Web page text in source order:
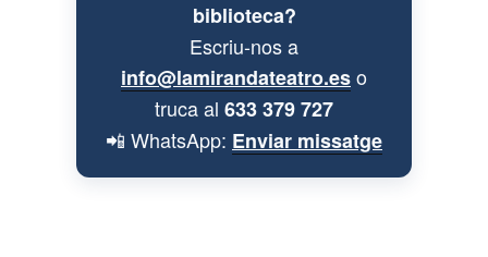
biblioteca?
Escriu-nos a
info@lamirandateatro.eso
truca al 633 379 727
📲 WhatsApp: Enviar missatge